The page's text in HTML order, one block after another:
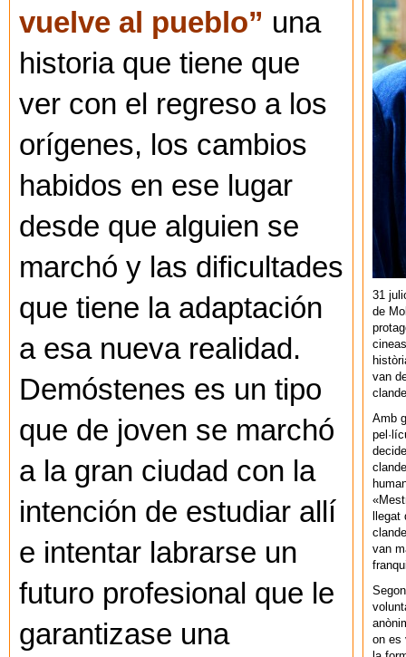
vuelve al pueblo” una
historia que tiene que
ver con el regreso a los
orígenes, los cambios
habidos en ese lugar
desde que alguien se
marchó y las dificultades
que tiene la adaptación
a esa nueva realidad.
Demóstenes es un tipo
que de joven se marchó
a la gran ciudad con la
intención de estudiar allí
e intentar labrarse un
futuro profesional que le
garantizase una
31
de
van
Amb
van
on es